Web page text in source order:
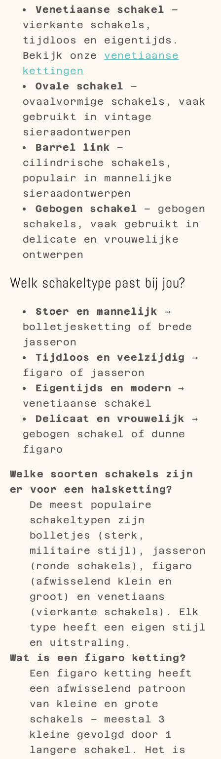
Venetiaanse schakel –
vierkante schakels,
tijdloos en eigentijds.
Bekijk onze venetiaanse
kettingen
Ovale schakel –
ovaalvormige schakels, vaak
gebruikt in vintage
sieraadontwerpen
Barrel link
–
cilindrische schakels,
populair in mannelijke
sieraadontwerpen
Gebogen schakel – gebogen
schakels, vaak gebruikt in
delicate en vrouwelijke
ontwerpen
Welk schakeltype past bij jou?
Stoer en mannelijk
→
bolletjesketting of brede
jasseron
Tijdloos en veelzijdig →
figaro of jasseron
Eigentijds en modern →
venetiaanse schakel
Delicaat en vrouwelijk
→
gebogen schakel of dunne
figaro
Welke soorten schakels zijn
er voor een halsketting?
De meest populaire
schakeltypen zijn
bolletjes (sterk,
militaire stijl), jasseron
(ronde schakels), figaro
(afwisselend klein en
groot) en venetiaans
(vierkante schakels). Elk
type heeft een eigen stijl
en uitstraling.
Wat is een figaro ketting?
Een figaro ketting heeft
een afwisselend patroon
van kleine en grote
schakels – meestal 3
kleine gevolgd door 1
langere schakel. Het is